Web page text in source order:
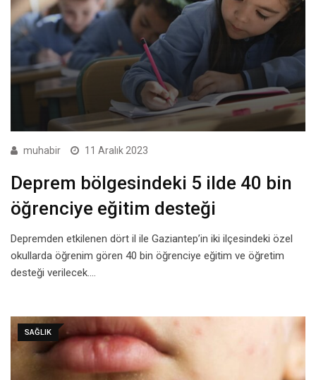
muhabir 11 Aralık 2023
Deprem bölgesindeki 5 ilde 40 bin
öğrenciye eğitim desteği
Depremden etkilenen dört il ile Gaziantep’in iki ilçesindeki özel
okullarda öğrenim gören 40 bin öğrenciye eğitim ve öğretim
desteği verilecek.…
SAĞLIK